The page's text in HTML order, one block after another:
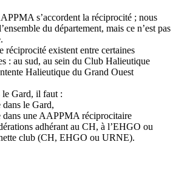
s’accordent la réciprocité ; nous
du département, mais ce n’est pas
réciprocité existent entre certaines
: au sud, au sein du Club Halieutique
Halieutique du Grand Ouest
le Gard, il faut :
dans le Gard,
dans une AAPPMA réciprocitaire
adhérant au CH, à l’EHGO ou
club (CH, EHGO ou URNE).